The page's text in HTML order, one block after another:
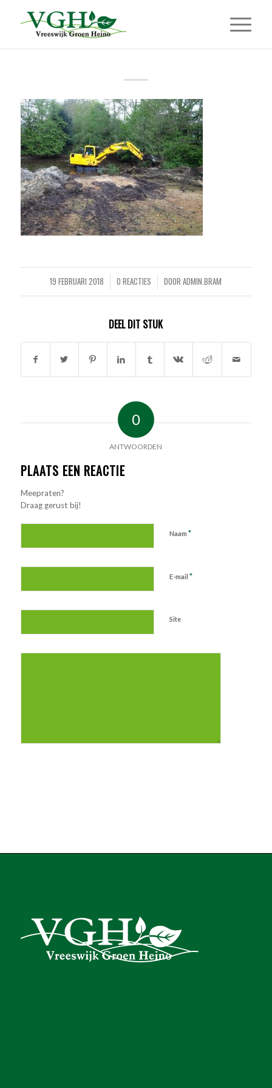
19 FEBRUARI 2018
/ 0 REACTIES
/ DOORADMIN.BRAM
DEEL DIT STUK
0
ANTWOORDEN
PLAATS EEN REACTIE
Meepraten?
Draag gerust bij!
Naam *
E-mail *
Site